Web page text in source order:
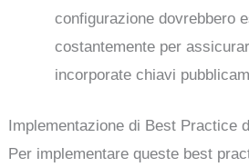
configurazione dovrebbero
costantemente per
incorporate chiavi
Implementazione di Best Practice
Per implementare queste best